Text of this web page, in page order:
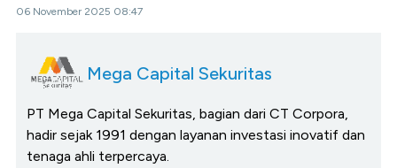
06 November 2025 08:47
Mega Capital Sekuritas
PT Mega Capital Sekuritas, bagian dari CT Corpora,
hadir sejak 1991 dengan layanan investasi inovatif dan
tenaga ahli terpercaya.